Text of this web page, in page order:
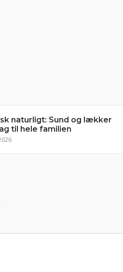
naturligt: Sund og lækker
til hele familien